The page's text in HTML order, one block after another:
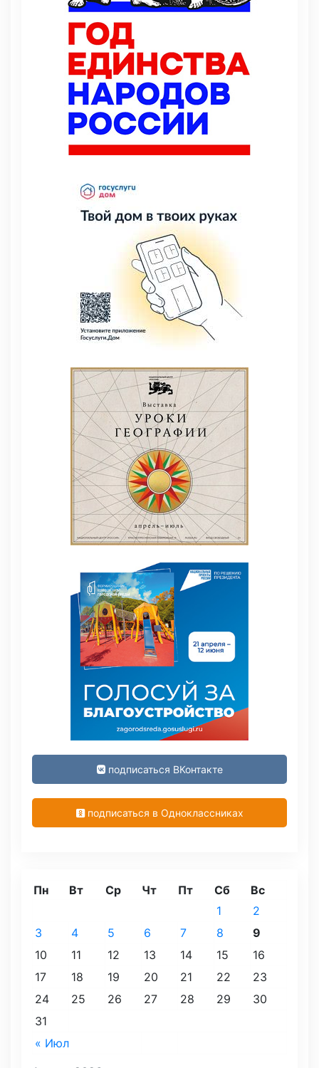
подписаться ВКонтакте
подписаться в Одноклассниках
Пн Вт Ср Чт Пт Сб Вс
« Июл
1
2
3
4 5 6 7 8
9
10
11 12 13 14 15
16
17
18 19 20 21 22
23
24
25 26 27 28 29
30
31